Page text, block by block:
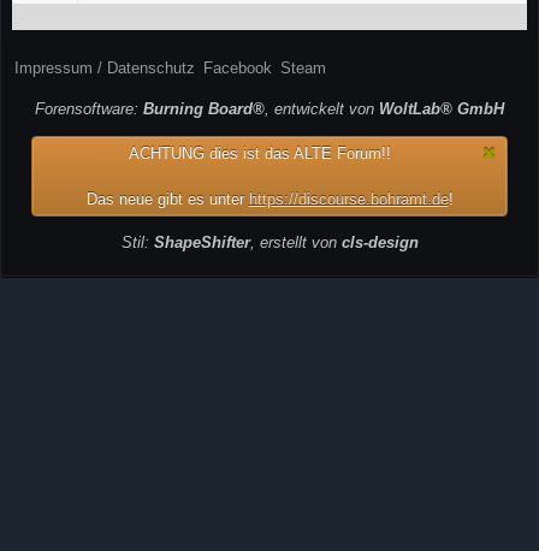
Impressum / Datenschutz Facebook Steam
Forensoftware: Burning Board®, entwickelt von WoltLab® GmbH
ACHTUNG dies ist das ALTE Forum!!
Das neue gibt es unter https://discourse.bohramt.de!
Stil: ShapeShifter, erstellt von cls-design